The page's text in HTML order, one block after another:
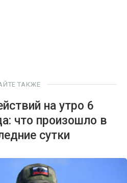
ТАКЖЕ
на утро 6
что произошло в
сутки